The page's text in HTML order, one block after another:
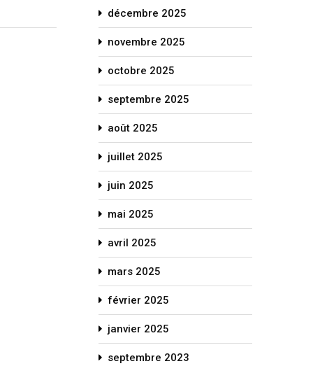
décembre 2025
novembre 2025
octobre 2025
septembre 2025
août 2025
juillet 2025
juin 2025
mai 2025
avril 2025
mars 2025
février 2025
janvier 2025
septembre 2023